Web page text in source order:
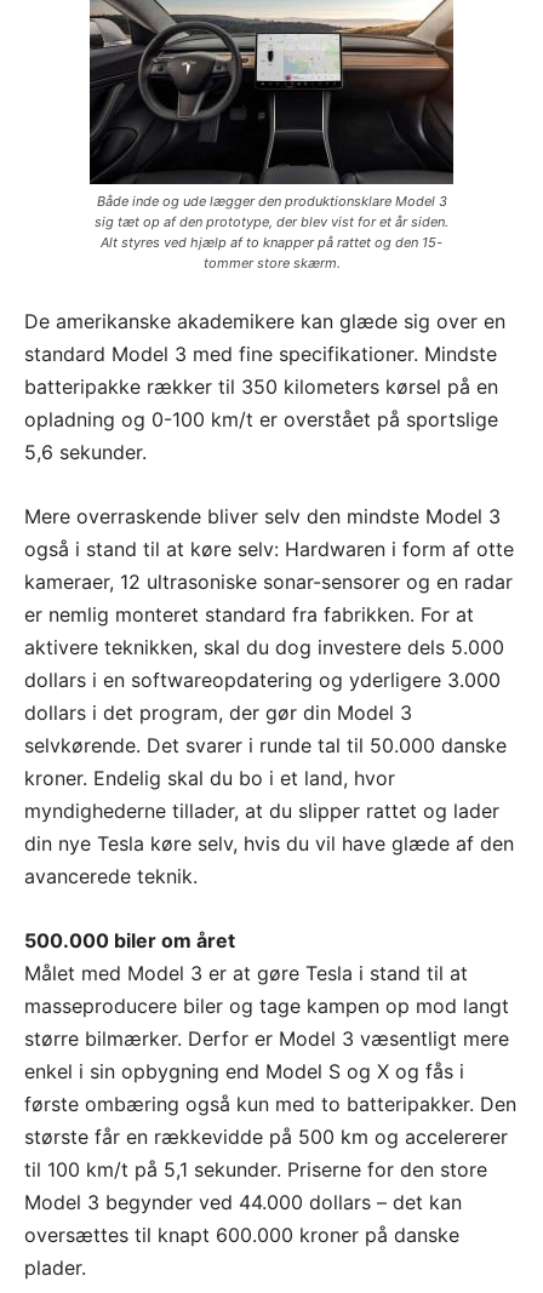
Både inde og ude lægger den produktionsklare Model 3
sig tæt op af den prototype, der blev vist for et år siden.
Alt styres ved hjælp af to knapper på rattet og den 15-
tommer store skærm.
De amerikanske akademikere kan glæde sig over en
standard Model 3 med fine specifikationer. Mindste
batteripakke rækker til 350 kilometers kørsel på en
opladning og 0-100 km/t er overstået på sportslige
5,6 sekunder.
Mere overraskende bliver selv den mindste Model 3
også i stand til at køre selv: Hardwaren i form af otte
kameraer, 12 ultrasoniske sonar-sensorer og en radar
er nemlig monteret standard fra fabrikken. For at
aktivere teknikken, skal du dog investere dels 5.000
dollars i en softwareopdatering og yderligere 3.000
dollars i det program, der gør din Model 3
selvkørende. Det svarer i runde tal til 50.000 danske
kroner. Endelig skal du bo i et land, hvor
myndighederne tillader, at du slipper rattet og lader
din nye Tesla køre selv, hvis du vil have glæde af den
avancerede teknik.
500.000 biler om året
Målet med Model 3 er at gøre Tesla i stand til at
masseproducere biler og tage kampen op mod langt
større bilmærker. Derfor er Model 3 væsentligt mere
enkel i sin opbygning end Model S og X og fås i
første ombæring også kun med to batteripakker. Den
største får en rækkevidde på 500 km og accelererer
til 100 km/t på 5,1 sekunder. Priserne for den store
Model 3 begynder ved 44.000 dollars – det kan
oversættes til knapt 600.000 kroner på danske
plader.